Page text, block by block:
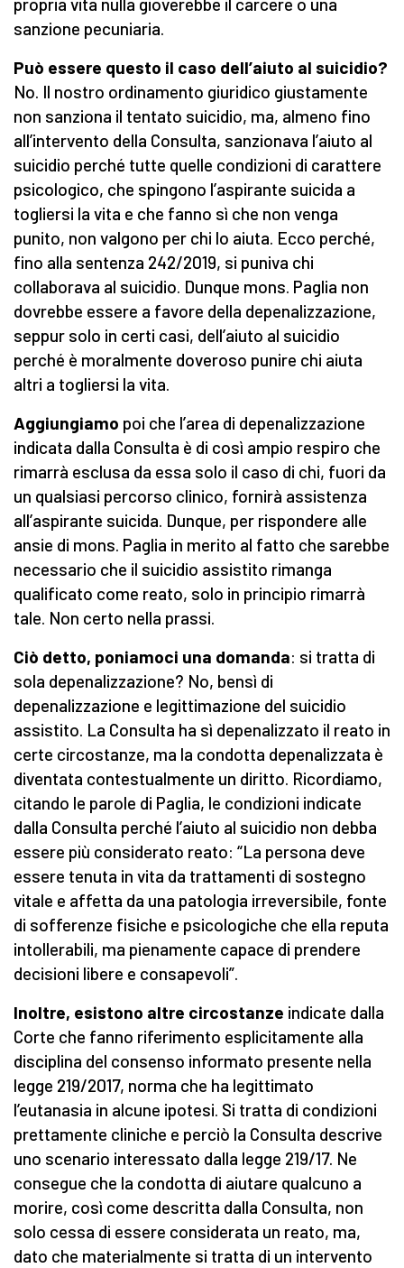
propria vita nulla gioverebbe il carcere o una
sanzione pecuniaria.
Può essere questo il caso dell’aiuto al suicidio?
No. Il nostro ordinamento giuridico giustamente
non sanziona il tentato suicidio, ma, almeno fino
all’intervento della Consulta, sanzionava l’aiuto al
suicidio perché tutte quelle condizioni di carattere
psicologico, che spingono l’aspirante suicida a
togliersi la vita e che fanno sì che non venga
punito, non valgono per chi lo aiuta. Ecco perché,
fino alla sentenza 242/2019, si puniva chi
collaborava al suicidio. Dunque mons. Paglia non
dovrebbe essere a favore della depenalizzazione,
seppur solo in certi casi, dell’aiuto al suicidio
perché è moralmente doveroso punire chi aiuta
altri a togliersi la vita.
Aggiungiamo poi che l’area di depenalizzazione
indicata dalla Consulta è di così ampio respiro che
rimarrà esclusa da essa solo il caso di chi, fuori da
un qualsiasi percorso clinico, fornirà assistenza
all’aspirante suicida. Dunque, per rispondere alle
ansie di mons. Paglia in merito al fatto che sarebbe
necessario che il suicidio assistito rimanga
qualificato come reato, solo in principio rimarrà
tale. Non certo nella prassi.
Ciò detto, poniamoci una domanda: si tratta di
sola depenalizzazione? No, bensì di
depenalizzazione e legittimazione del suicidio
assistito. La Consulta ha sì depenalizzato il reato in
certe circostanze, ma la condotta depenalizzata è
diventata contestualmente un diritto. Ricordiamo,
citando le parole di Paglia, le condizioni indicate
dalla Consulta perché l’aiuto al suicidio non debba
essere più considerato reato: “La persona deve
essere tenuta in vita da trattamenti di sostegno
vitale e affetta da una patologia irreversibile, fonte
di sofferenze fisiche e psicologiche che ella reputa
intollerabili, ma pienamente capace di prendere
decisioni libere e consapevoli”.
Inoltre, esistono altre circostanze indicate dalla
Corte che fanno riferimento esplicitamente alla
disciplina del consenso informato presente nella
legge 219/2017, norma che ha legittimato
l’eutanasia in alcune ipotesi. Si tratta di condizioni
prettamente cliniche e perciò la Consulta descrive
uno scenario interessato dalla legge 219/17. Ne
consegue che la condotta di aiutare qualcuno a
morire, così come descritta dalla Consulta, non
solo cessa di essere considerata un reato, ma,
dato che materialmente si tratta di un intervento